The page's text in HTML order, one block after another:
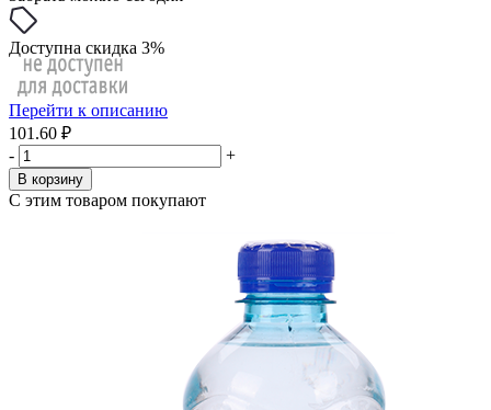
Доступна скидка 3%
Перейти к описанию
101.60 ₽
-
+
В корзину
С этим товаром покупают